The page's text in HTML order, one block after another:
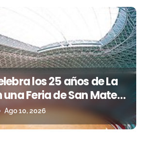
los 25 años de La
una Feria de San Mateo
categoría
Ago 10, 2026